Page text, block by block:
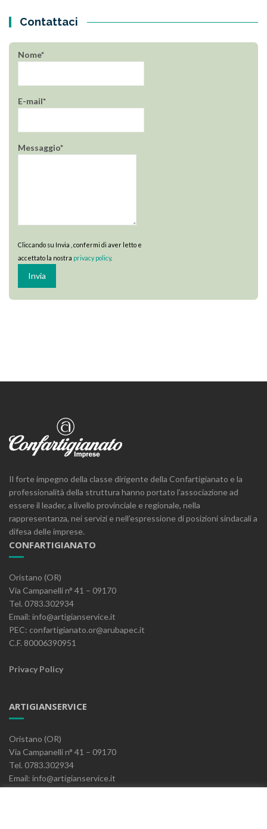
Contattaci
Nome*
E-mail*
Messaggio*
Cliccando su Invia , confermi di aver letto e
accettato la nostra privacy policy.
Il forte impegno della classe dirigente della Confartigianato e la
professionalità della struttura hanno portato l’associazione ad
essere il leader, a livello provinciale e regionale, nella
rappresentanza, nei servizi e nell’espressione di posizioni sindacali a
difesa delle imprese.
CONFARTIGIANATO
Oristano (OR)
Via Campanelli n° 41 – 09170
Tel. 0783.302934
Email: info@artigianservice.it
PEC: confartigianato.or@arubapec.it
C.F. 80006390951
Privacy Policy
ARTIGIANSERVICE
Oristano (OR)
Via Campanelli n° 41 – 09170
Tel. 0783.302934
Email: info@artigianservice.it